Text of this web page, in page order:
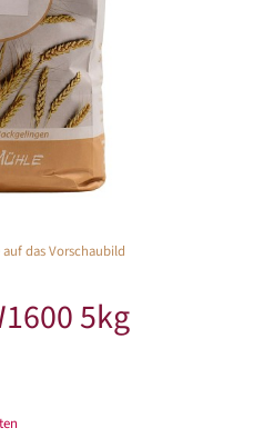
das Vorschaubild
5kg